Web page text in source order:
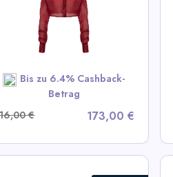
Bis zu 6.4% Cashback-
Betrag
€
173,00 €
View All LIKA Deals
SHOP NOW